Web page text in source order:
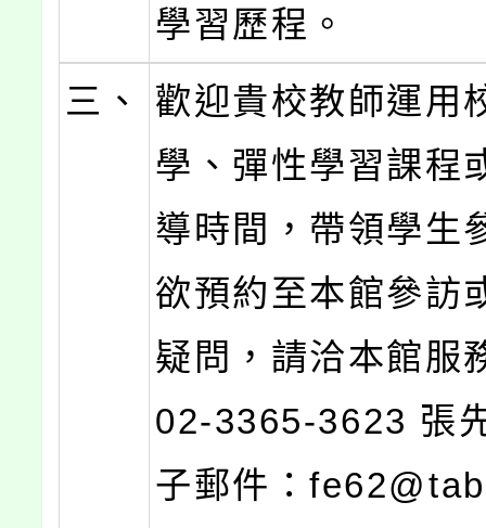
學習歷程。
三、
歡迎貴校教師運用
學、彈性學習課程
導時間，帶領學生
欲預約至本館參訪
疑問，請洽本館服
02-3365-3623 張
子郵件：